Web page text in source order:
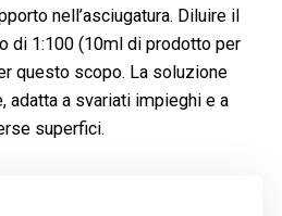
nell’asciugatura. Diluire il
di 1:100 (10ml di prodotto per
questo scopo. La soluzione
adatta a svariati impieghi e a
superfici.